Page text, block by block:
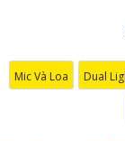
yên tâm theo dõi
Mic Và Loa Dual